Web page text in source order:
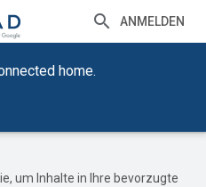
ANMELDEN
home.
um Inhalte in Ihre bevorzugte